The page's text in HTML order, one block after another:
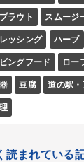
ラウト スムージ
ッシング ハーブ
ングフード ロー
豆腐 道の駅
読まれている